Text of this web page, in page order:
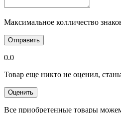
Максимальное колличество
Отправить
0.0
Товар еще никто не оценил,
Оценить
Все приобретенные товары